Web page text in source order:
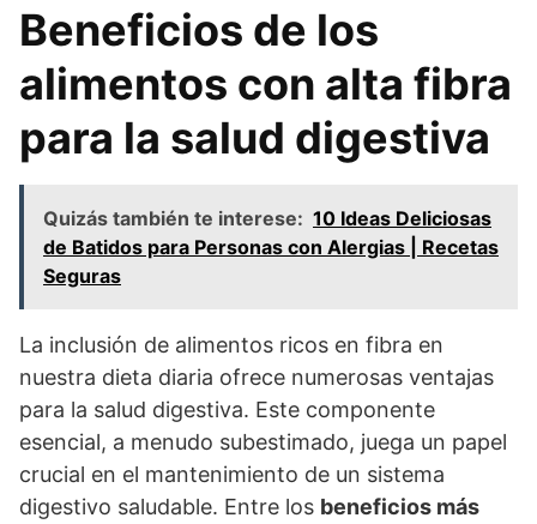
Beneficios de los
alimentos con alta fibra
para la salud digestiva
Quizás también te interese: 10 Ideas Deliciosas
de Batidos para Personas con Alergias | Recetas
Seguras
La inclusión de alimentos ricos en fibra en
nuestra dieta diaria ofrece numerosas ventajas
para la salud digestiva. Este componente
esencial, a menudo subestimado, juega un papel
crucial en el mantenimiento de un sistema
digestivo saludable. Entre los beneficios más